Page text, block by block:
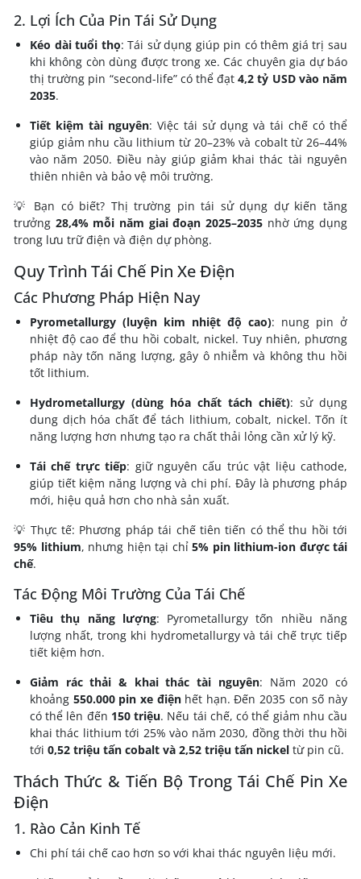
2. Lợi Ích Của Pin Tái Sử Dụng
Kéo dài tuổi thọ: Tái sử dụng giúp pin có thêm giá trị sau
khi không còn dùng được trong xe. Các chuyên gia dự báo
thị trường pin “second-life” có thể đạt4,2 tỷ USD vào năm
2035.
Tiết kiệm tài nguyên: Việc tái sử dụng và tái chế có thể
giúp giảm nhu cầu lithium từ 20–23% và cobalt từ 26–44%
vào năm 2050. Điều này giúp giảm khai thác tài nguyên
thiên nhiên và bảo vệ môi trường.
💡 Bạn có biết? Thị trường pin tái sử dụng dự kiến tăng
trưởng 28,4% mỗi năm giai đoạn 2025–2035 nhờ ứng dụng
trong lưu trữ điện và điện dự phòng.
Quy Trình Tái Chế Pin Xe Điện
Các Phương Pháp Hiện Nay
Pyrometallurgy (luyện kim nhiệt độ cao): nung pin ở
nhiệt độ cao để thu hồi cobalt, nickel. Tuy nhiên, phương
pháp này tốn năng lượng, gây ô nhiễm và không thu hồi
tốt lithium.
Hydrometallurgy (dùng hóa chất tách chiết): sử dụng
dung dịch hóa chất để tách lithium, cobalt, nickel. Tốn ít
năng lượng hơn nhưng tạo ra chất thải lỏng cần xử lý kỹ.
Tái chế trực tiếp: giữ nguyên cấu trúc vật liệu cathode,
giúp tiết kiệm năng lượng và chi phí. Đây là phương pháp
mới, hiệu quả hơn cho nhà sản xuất.
💡 Thực tế: Phương pháp tái chế tiên tiến có thể thu hồi tới
95% lithium, nhưng hiện tại chỉ 5% pin lithium-ion được tái
chế.
Tác Động Môi Trường Của Tái Chế
Tiêu thụ năng lượng: Pyrometallurgy tốn nhiều năng
lượng nhất, trong khi hydrometallurgy và tái chế trực tiếp
tiết kiệm hơn.
Giảm rác thải & khai thác tài nguyên: Năm 2020 có
khoảng 550.000 pin xe điệnhết hạn. Đến 2035 con số này
có thể lên đến 150 triệu. Nếu tái chế, có thể giảm nhu cầu
khai thác lithium tới 25% vào năm 2030, đồng thời thu hồi
tới 0,52 triệu tấn cobalt và 2,52 triệu tấn nickel từ pin cũ.
Thách Thức & Tiến Bộ Trong Tái Chế Pin Xe
Điện
1. Rào Cản Kinh Tế
Chi phí tái chế cao hơn so với khai thác nguyên liệu mới.